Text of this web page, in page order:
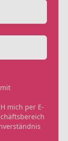
mich per E-